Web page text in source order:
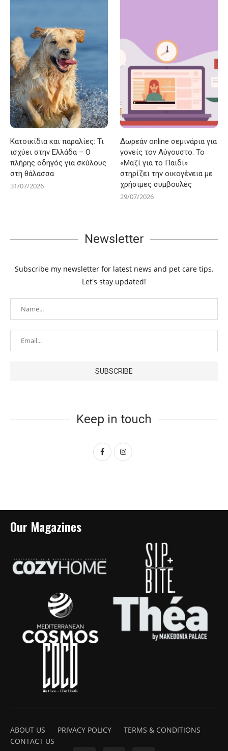
Κατοικίδια και παραλίες: Τι
ισχύει στην Ελλάδα – Ο
πλήρης οδηγός για σκύλους
στη θάλασσα
31/07/2026
Δωρεάν online σεμινάρια για
γονείς τον Αύγουστο: Το
«Μαζί για το Παιδί»
στηρίζει την οικογένεια με
χρήσιμες συμβουλές
29/07/2026
Newsletter
Subscribe my newsletter for latest news and pet care tips.
Let's stay updated!
Keep in touch
Our Magazines
ABOUT US PRIVACY POLICY
TERMS & CONDITIONS
CONTACT US